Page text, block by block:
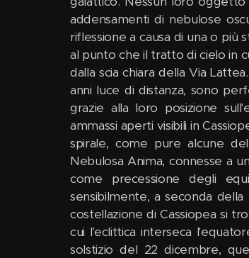
addensamenti di nebulose
riflessione a causa di una o più
al punto che il tratto di cielo in
dalla scia chiara della Via
anni luce di distanza, sono
grazie alla loro posizione
ammassi aperti visibili in
spirale, come pure alcune
Nebulosa Anima, connesse a
come precessione degli
sensibilmente, a seconda
costellazione di Cassiopea si
cui l'eclittica interseca
solstizio del 22 dicembre,